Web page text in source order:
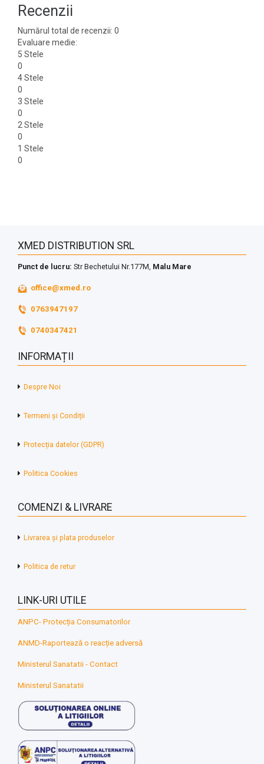
Recenzii
Numărul total de recenzii: 0
Evaluare medie:
5 Stele
0
4 Stele
0
3 Stele
0
2 Stele
0
1 Stele
0
XMED DISTRIBUTION SRL
Punct de lucru: Str Bechetului Nr.177M, Malu Mare
office@xmed.ro
0763947197
0740347421
INFORMAȚII
Despre Noi
Termeni și Condiții
Protecția datelor (GDPR)
Politica Cookies
COMENZI & LIVRARE
Livrarea și plata produselor
Politica de retur
LINK-URI UTILE
ANPC- Protecția Consumatorilor
ANMD-Raportează o reacție adversă
Ministerul Sanatatii - Contact
Ministerul Sanatatii